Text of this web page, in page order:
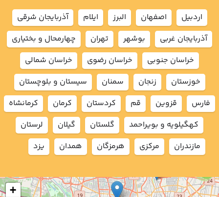
+
اردبيل اصفهان البرز ايلام
آذربايجان شرقي
آذربايجان غربي
بوشهر تهران
چهارمحال و بختياري
خراسان جنوبي
خراسان رضوي
خراسان شمالي
خوزستان
زنجان سمنان
سيستان و بلوچستان
فارس
قزوين قم كردستان كرمان
كرمانشاه
كهگيلويه و بويراحمد
گلستان گيلان
لرستان
مازندران
مركزي هرمزگان همدان يزد